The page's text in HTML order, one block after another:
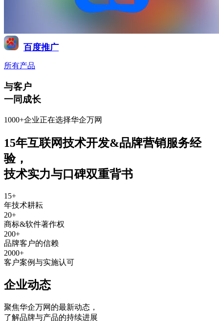
百度推广
所有产品
与客户
一同成长
1000+企业正在选择华企万网
15年互联网技术开发&品牌营销服务经
验，
技术实力与口碑双重背书
15+
年技术耕耘
20+
商标&软件著作权
200+
品牌客户的信赖
2000+
客户案例与实施认可
企业动态
聚焦华企万网的最新动态 ，
了解品牌与产品的持续进展